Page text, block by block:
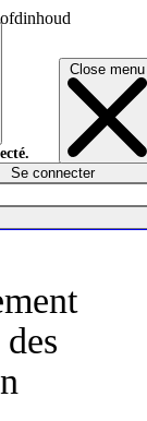
Close menu
Se connecter